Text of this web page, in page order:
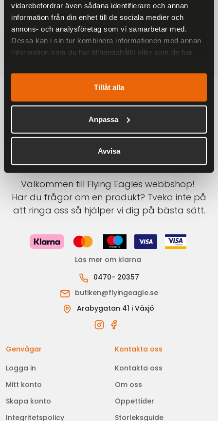
vidarebefordrar även sådana identifierare och annan
information från din enhet till de sociala medier och
annons- och analysföretag som vi samarbetar med.
Dessa kan i sin tur kombinera informationen med annan
information som du har tillhandahållit eller som de har
Tillåt alla
Anpassa
Avvisa
1-3 DAGAR LEVERANS
Inom Sverige med DHL
SÄKRA BETALNINGAR
Betalkort, Klarna eller Swish
Välkommen till Flying Eagles webbshop!
Har du frågor om en produkt? Tveka inte på
att ringa oss så hjälper vi dig på bästa sätt.
Läs mer om klarna
0470- 20357
butiken@flyingeagle.se
Arabygatan 41 i Växjö
Genvägar
Logga in
Mitt konto
Skapa konto
Integritetspolicy
Kontakta oss
Kontakta oss
Om oss
Öppettider
Storleksguide